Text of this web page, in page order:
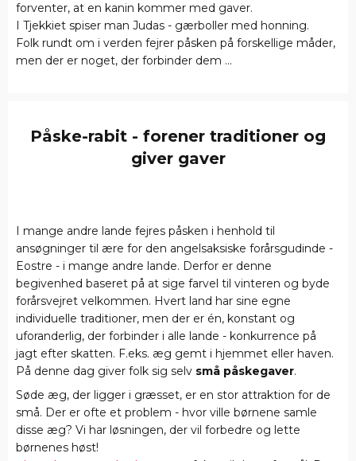
forventer, at en kanin kommer med gaver.
I Tjekkiet spiser man Judas - gærboller med honning.
Folk rundt om i verden fejrer påsken på forskellige måder,
men der er noget, der forbinder dem ...
Påske-rabit - forener traditioner og
giver gaver
I mange andre lande fejres påsken i henhold til
ansøgninger til ære for den angelsaksiske forårsgudinde -
Eostre - i mange andre lande. Derfor er denne
begivenhed baseret på at sige farvel til vinteren og byde
forårsvejret velkommen. Hvert land har sine egne
individuelle traditioner, men der er én, konstant og
uforanderlig, der forbinder i alle lande - konkurrence på
jagt efter skatten. F.eks. æg gemt i hjemmet eller haven.
På denne dag giver folk sig selv små påskegaver.
Søde æg, der ligger i græsset, er en stor attraktion for de
små. Der er ofte et problem - hvor ville børnene samle
disse æg? Vi har løsningen, der vil forbedre og lette
børnenes høst!